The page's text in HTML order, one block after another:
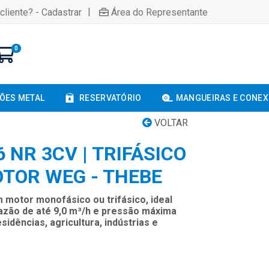
- Cadastrar | Área do Representante
0
METAL RESERVATÓRIO MANGUEIRAS E
VOLTAR
3CV | TRIFÁSICO
WEG - THEBE
motor monofásico ou trifásico, ideal
de até 9,0 m³/h e pressão máxima
agricultura, indústrias e